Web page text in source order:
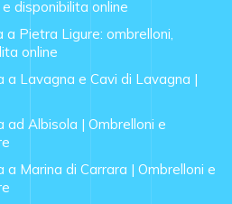
disponibilita online
Pietra Ligure: ombrelloni,
online
a Lavagna e Cavi di Lavagna |
ad Albisola | Ombrelloni e
a Marina di Carrara | Ombrelloni e